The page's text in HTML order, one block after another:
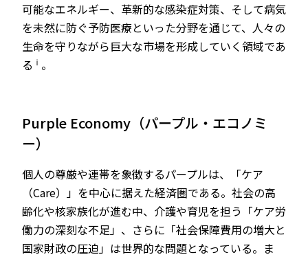
可能なエネルギー、革新的な感染症対策、そして病気
を未然に防ぐ予防医療といった分野を通じて、人々の
生命を守りながら巨大な市場を形成していく領域であ
る ⅰ 。
Purple Economy（パープル・エコノミ
ー）
個人の尊厳や連帯を象徴するパープルは、「ケア
（Care）」を中心に据えた経済圏である。社会の高
齢化や核家族化が進む中、介護や育児を担う「ケア労
働力の深刻な不足」、さらに「社会保障費用の増大と
国家財政の圧迫」は世界的な問題となっている。ま